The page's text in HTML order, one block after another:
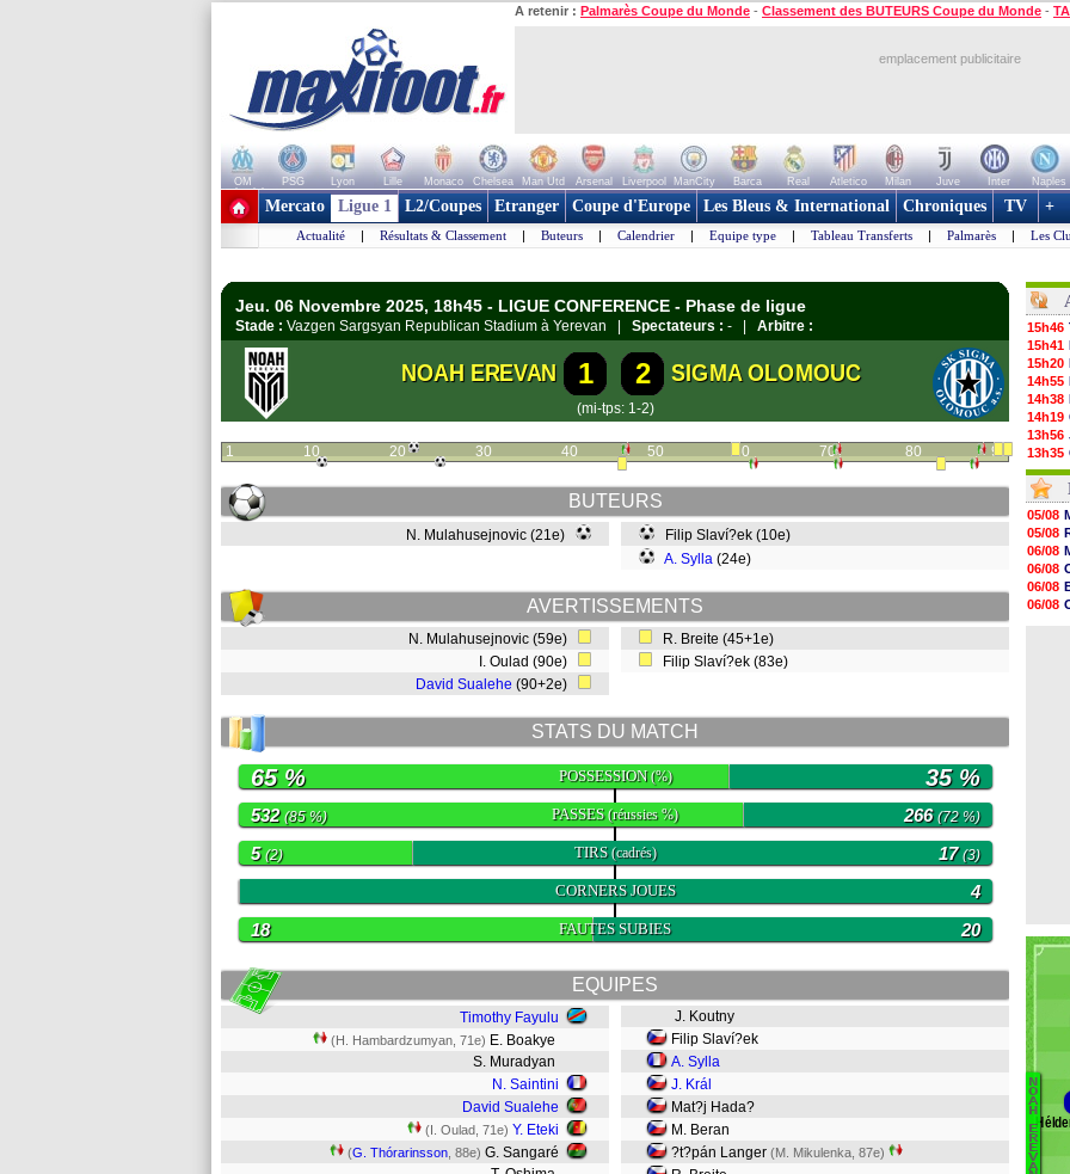
A retenir : Palmarès Coupe du Monde - Classement des BUTEURS Coupe du Monde -
emplacement publicitaire
OM PSG Lyon Lille Monaco Chelsea Man Utd Arsenal Liverpool ManCity Barca Real Atletico Milan Juve Inter Naples
+ de clubs
Mercato Ligue 1 L2/Coupes Etranger Coupe d'Europe Les Bleus & International Chroniques TV +
Actualité | Résultats & Classement | Buteurs | Calendrier | Equipe type | Tableau Transferts | Palmarès | Les
Jeu. 06 Novembre 2025, 18h45 - LIGUE CONFERENCE - Phase de ligue
Stade : Vazgen Sargsyan Republican Stadium à Yerevan | Spectateurs : - | Arbitre :
NOAH EREVAN 1 2 SIGMA OLOMOUC
(mi-tps: 1-2)
1 10 20 30 40 50 60 70 80 90
BUTEURS
N. Mulahusejnovic (21e)
Filip Slaví?ek (10e)
A. Sylla (24e)
AVERTISSEMENTS
N. Mulahusejnovic (59e)
I. Oulad (90e)
David Sualehe (90+2e)
R. Breite (45+1e)
Filip Slaví?ek (83e)
STATS DU MATCH
POSSESSION(%)
65 % 35 %
PASSES(réussies %)
532(85 %) 266(72 %)
TIRS(cadrés)
5(2) 17(3)
CORNERS JOUES 4
FAUTES SUBIES
18 20
EQUIPES
Timothy Fayulu
(H. Hambardzumyan, 71e) E. Boakye
S. Muradyan
N. Saintini
David Sualehe
(I. Oulad, 71e) Y. Eteki
(G. Thórarinsson , 88e) G. Sangaré
J. Koutny
Filip Slaví?ek
A. Sylla
J. Král
Mat?j Hada?
M. Beran
?t?pán Langer (M. Mikulenka, 87e)
15h46
15h41
15h20
14h55
14h38
14h19
13h56
13h35
13h12
12h48
12h25
12h06
11h53
11h31
11h10
10h52
10h33
05/08
05/08
06/08
06/08
06/08
06/08
N
O
A
H
E
R
E
V
A